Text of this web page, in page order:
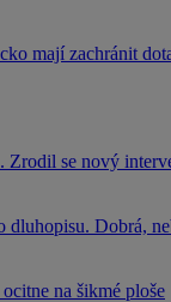
mají zachránit
Zrodil se nový
dluhopisu. Dobrá,
na šikmé ploše